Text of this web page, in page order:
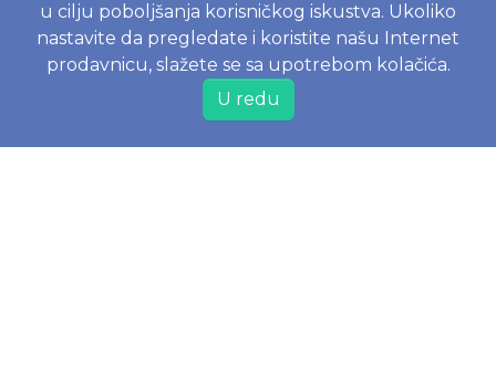
Politika privatnosti
Naručivanje i dostava
Reklamacije i odustajanje od kupovine
Najčešće postavljena pitanja
u cilju poboljšanja korisničkog iskustva. Ukoliko
nastavite da pregledate i koristite našu Internet
prodavnicu, slažete se sa upotrebom kolačića.
U redu